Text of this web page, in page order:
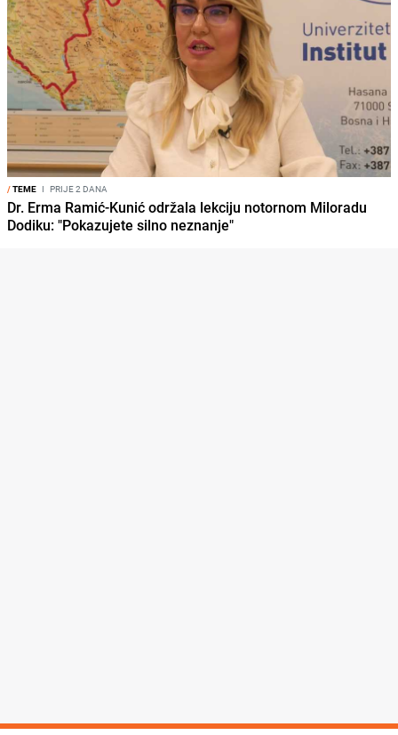
/TEME I PRIJE 2 DANA
Dr. Erma Ramić-Kunić održala lekciju notornom Miloradu
Dodiku: "Pokazujete silno neznanje"